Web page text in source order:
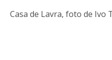
Casa de Lavra, foto de Ivo